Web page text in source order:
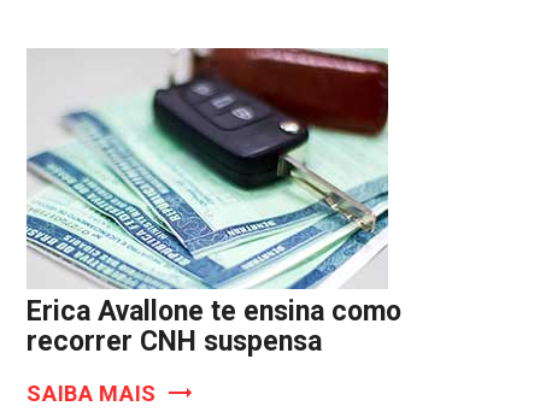
Erica Avallone te ensina como
recorrer CNH suspensa
SAIBA MAIS